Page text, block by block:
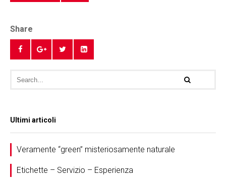
Share
Ultimi articoli
Veramente “green” misteriosamente naturale
Etichette – Servizio – Esperienza